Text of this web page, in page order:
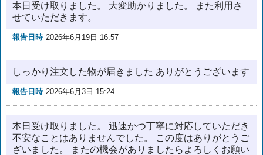
本日受け取りました。 大変助かりました。 また利用さ
せていただきます。
報告日時 2026年6月19日 16:57
しっかり注文した物が届きました ありがとうございます
報告日時 2026年6月3日 15:24
本日受け取りました。 迅速かつ丁寧に対応していただき
不安なことはありませんでした。 この度はありがとうご
ざいました。 またの機会がありましたらよろしくお願い